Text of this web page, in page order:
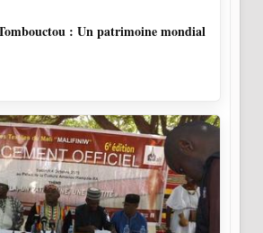
: Un patrimoine mondial